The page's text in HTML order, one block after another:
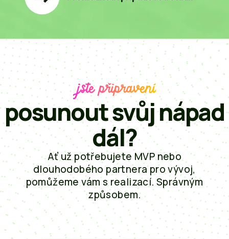
jste připravení
posunout svůj nápad
dál?
Ať už potřebujete MVP nebo
dlouhodobého partnera pro vývoj,
pomůžeme vám s realizací. Správným
způsobem.